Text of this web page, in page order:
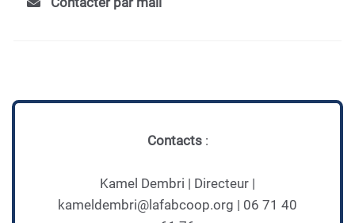
Contacts:
Kamel Dembri | Directeur |
kameldembri@lafabcoop.org | 06 71 40